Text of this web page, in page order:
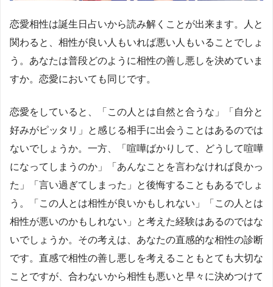
恋愛相性は誕生日占いから読み解くことが出来ます。人と
関わると、相性が良い人もいれば悪い人もいることでしょ
う。あなたは普段どのように相性の善し悪しを決めていま
すか。恋愛においても同じです。
恋愛をしていると、「この人とは自然と合うな」「自分と
好みがピッタリ」と感じる相手に出会うことはあるのでは
ないでしょうか。一方、「喧嘩ばかりして、どうして喧嘩
になってしまうのか」「あんなことを言わなければ良かっ
た」「言い過ぎてしまった」と後悔することもあるでしょ
う。「この人とは相性が良いかもしれない」「この人とは
相性が悪いのかもしれない」と考えた経験はあるのではな
いでしょうか。その考えは、あなたの直感的な相性の診断
です。直感で相性の善し悪しを考えることもとても大切な
ことですが、合わないから相性も悪いと早々に決めつけて